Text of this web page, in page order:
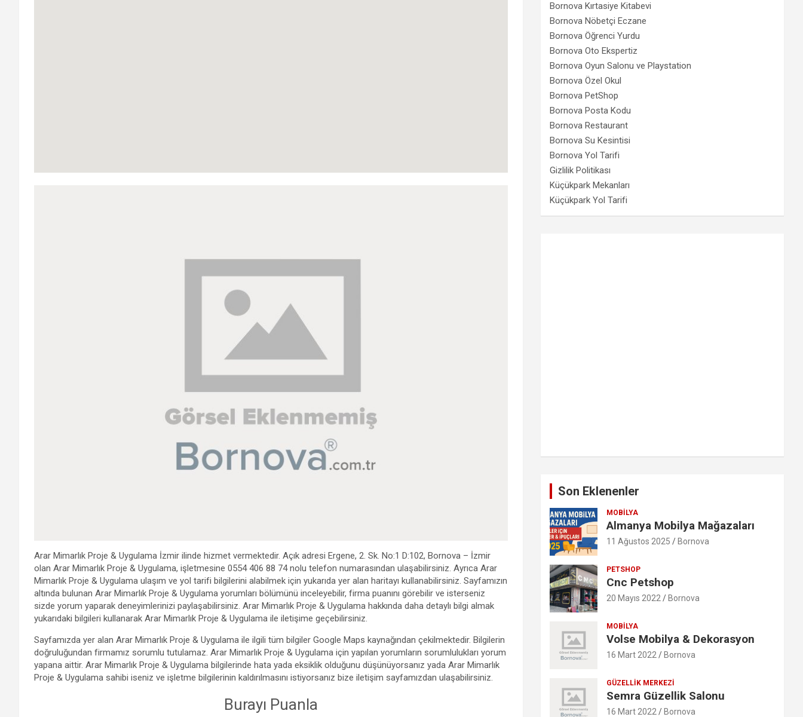
Arar Mimarlık Proje & Uygulama İzmir ilinde hizmet vermektedir. Açık adresi Ergene, 2. Sk. No:1 D:102, Bornova – İzmir
olan Arar Mimarlık Proje & Uygulama, işletmesine 0554 406 88 74 nolu telefon numarasından ulaşabilirsiniz. Ayrıca Arar
Mimarlık Proje & Uygulama ulaşım ve yol tarifi bilgilerini alabilmek için yukarıda yer alan haritayı kullanabilirsiniz. Sayfamızın
altında bulunan Arar Mimarlık Proje & Uygulama yorumları bölümünü inceleyebilir, firma puanını görebilir ve isterseniz
sizde yorum yaparak deneyimlerinizi paylaşabilirsiniz. Arar Mimarlık Proje & Uygulama hakkında daha detaylı bilgi almak
yukarıdaki bilgileri kullanarak Arar Mimarlık Proje & Uygulama ile iletişime geçebilirsiniz.
Sayfamızda yer alan Arar Mimarlık Proje & Uygulama ile ilgili tüm bilgiler Google Maps kaynağından çekilmektedir. Bilgilerin
doğruluğundan firmamız sorumlu tutulamaz. Arar Mimarlık Proje & Uygulama için yapılan yorumların sorumlulukları yorum
yapana aittir. Arar Mimarlık Proje & Uygulama bilgilerinde hata yada eksiklik olduğunu düşünüyorsanız yada Arar Mimarlık
Proje & Uygulama sahibi iseniz ve işletme bilgilerinin kaldırılmasını istiyorsanız bize iletişim sayfamızdan ulaşabilirsiniz.
Burayı Puanla
Bornova Kırtasiye Kitabevi
Bornova Nöbetçi Eczane
Bornova Öğrenci Yurdu
Bornova Oto Ekspertiz
Bornova Oyun Salonu ve Playstation
Bornova Özel Okul
Bornova PetShop
Bornova Posta Kodu
Bornova Restaurant
Bornova Su Kesintisi
Bornova Yol Tarifi
Gizlilik Politikası
Küçükpark Mekanları
Küçükpark Yol Tarifi
Son Eklenenler
MOBILYA
Almanya Mobilya Mağazaları
11 Ağustos 2025 Bornova
PETSHOP
Cnc Petshop
20 Mayıs 2022 Bornova
MOBILYA
Volse Mobilya & Dekorasyon
16 Mart 2022 Bornova
GÜZELLIK MERKEZI
Semra Güzellik Salonu
16 Mart 2022 Bornova